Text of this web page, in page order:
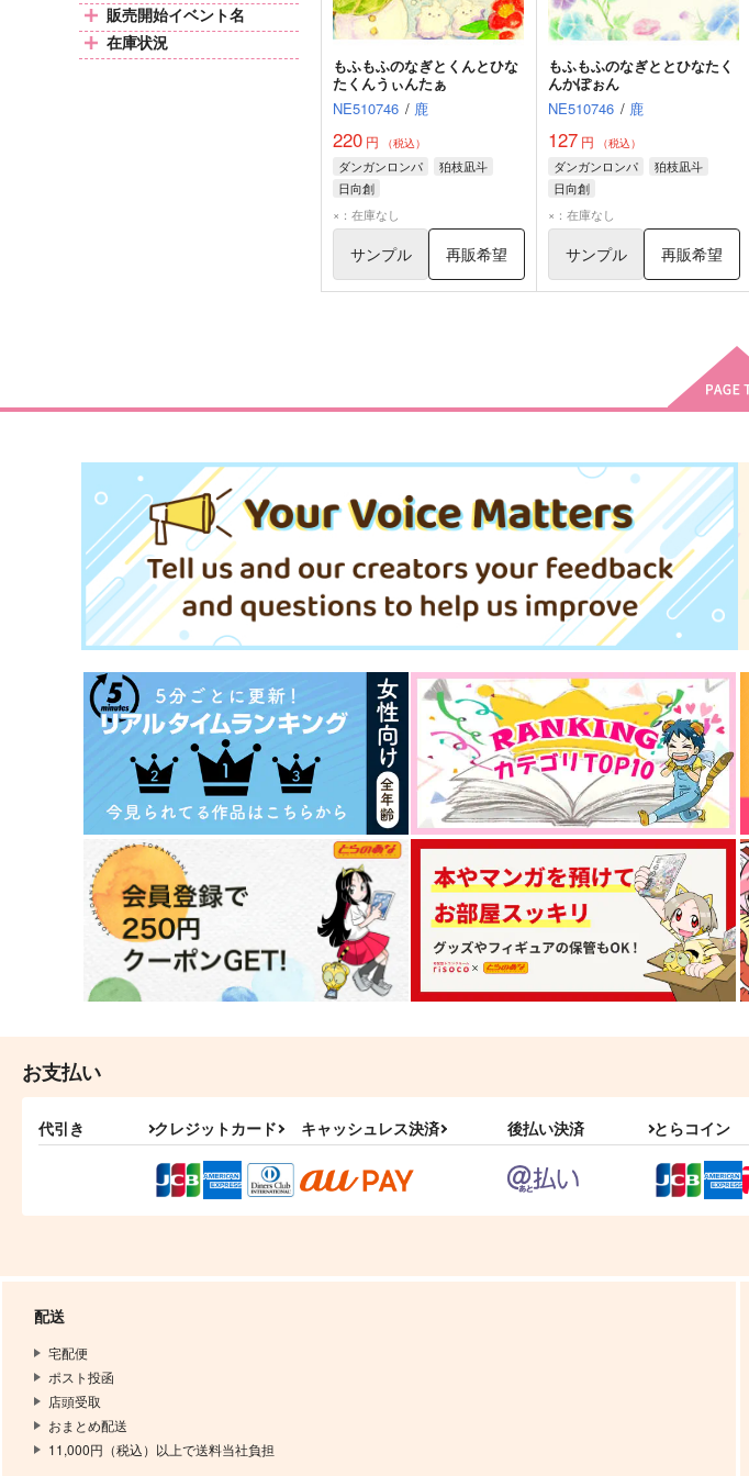
販売開始イベント名
在庫状況
もふもふのなぎとくんとひな
たくんうぃんたぁ
NE510746 / 鹿
220 円 （税込）
ダンガンロンパ
狛枝凪斗
日向創
×：在庫なし
サンプル 再販希望
もふもふのなぎととひなたく
んかぽぉん
NE510746 / 鹿
127円 （税込）
ダンガンロンパ
狛枝凪斗
日向創
×：在庫なし
サンプル 再販希望
お支払い
代引き クレジットカード キャッシュレス決済 後払い決済 とらコイン
配送
宅配便
ポスト投函
店頭受取
おまとめ配送
11,000円（税込）以上で送料当社負担